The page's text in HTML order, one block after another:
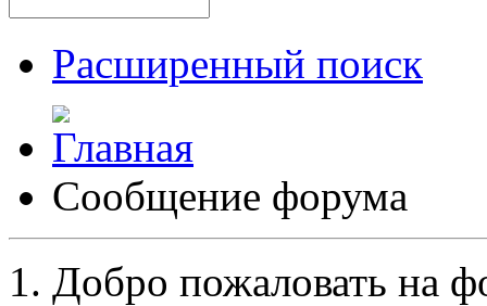
Расширенный поиск
Сообщение форума
Добро пожаловать на